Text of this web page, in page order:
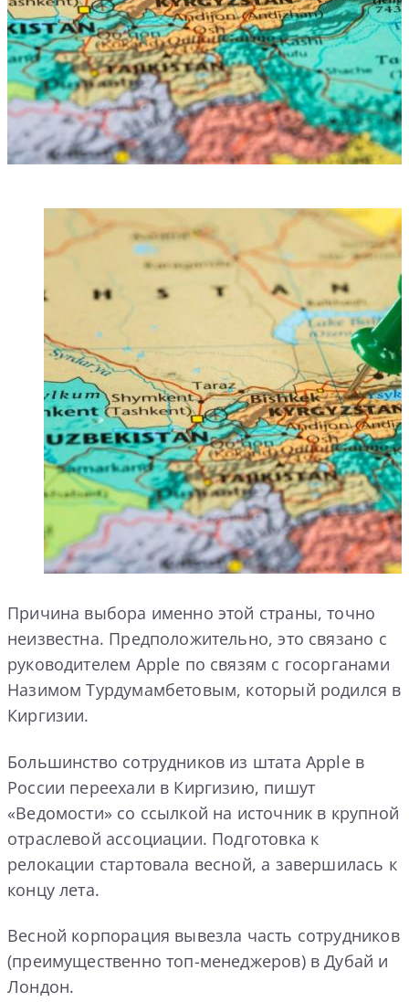
Причина выбора именно этой страны, точно
неизвестна. Предположительно, это связано с
руководителем Apple по связям с госорганами
Назимом Турдумамбетовым, который родился в
Киргизии.
Большинство сотрудников из штата Apple в
России переехали в Киргизию, пишут
«Ведомости» со ссылкой на источник в крупной
отраслевой ассоциации. Подготовка к
релокации стартовала весной, а завершилась к
концу лета.
Весной корпорация вывезла часть сотрудников
(преимущественно топ-менеджеров) в Дубай и
Лондон.